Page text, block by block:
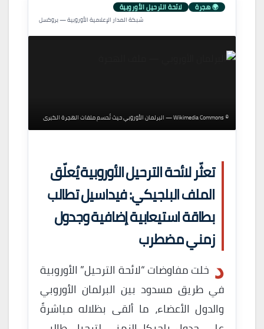
🌍 هجرة لائحة الترحيل الأوروبية
شبكة المدار الإعلامية الأوروبية — بروكسل
© Wikimedia Commons — البرلمان الأوروبي حيث تُحسم ملفات الهجرة الكبرى
تعثّر لائحة الترحيل الأوروبية يُعلّق
الملف البلجيكي: فيداسيل تطالب
بطاقة استيعابية إضافية وجدول
زمني مضطرب
د خلت مفاوضات “لائحة الترحيل” الأوروبية
في طريق مسدود بين البرلمان الأوروبي
والدول الأعضاء، ما ألقى بظلاله مباشرةً